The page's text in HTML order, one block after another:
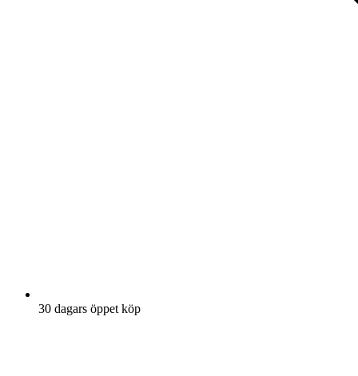
30 dagars öppet köp